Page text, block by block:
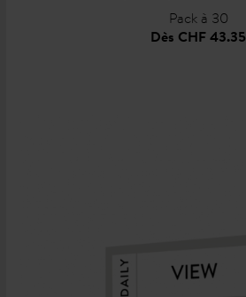
Pack à 30
Dès CHF 43.35